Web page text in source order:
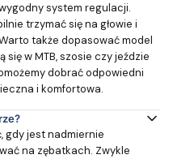
system regulacji.
trzymać się na głowie i
także dopasować model
w MTB, szosie czy jeździe
dobrać odpowiedni
i komfortowa.
gdy jest nadmiernie
na zębatkach. Zwykle